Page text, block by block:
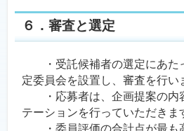
６．審査と選定
・受託候補者の選定にあた
定委員会を設置し、審査を行い
・応募者は、企画提案の内
テーションを行っていただきま
・委員評価の合計点が最も